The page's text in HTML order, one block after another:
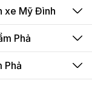
xe Mỹ Đình
Phả
Phả